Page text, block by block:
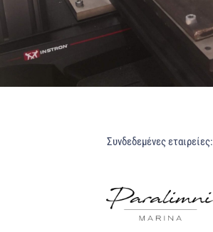
Συνδεδεμένες εταιρείες: